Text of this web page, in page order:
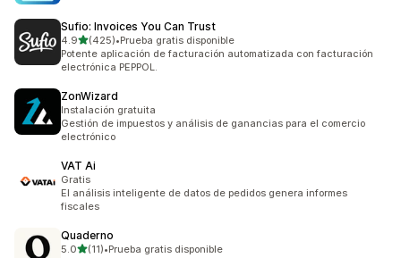
Sufio: Invoices You Can Trust
4.9de 5 estrellas
(425)
425 reseñas en total
•Prueba gratis disponible
Potente aplicación de facturación automatizada con facturación
electrónica PEPPOL.
ZonWizard
Instalación gratuita
Gestión de impuestos y análisis de ganancias para el comercio
electrónico
VAT Ai
Gratis
El análisis inteligente de datos de pedidos genera informes
fiscales
Quaderno
5.0de 5 estrellas
(11)
11 reseñas en total
•Prueba gratis disponible